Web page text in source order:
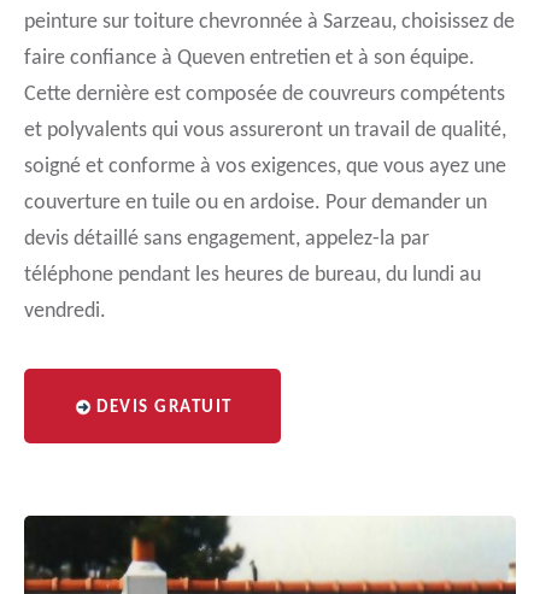
peinture sur toiture chevronnée à Sarzeau, choisissez de
faire confiance à Queven entretien et à son équipe.
Cette dernière est composée de couvreurs compétents
et polyvalents qui vous assureront un travail de qualité,
soigné et conforme à vos exigences, que vous ayez une
couverture en tuile ou en ardoise. Pour demander un
devis détaillé sans engagement, appelez-la par
téléphone pendant les heures de bureau, du lundi au
vendredi.
DEVIS GRATUIT